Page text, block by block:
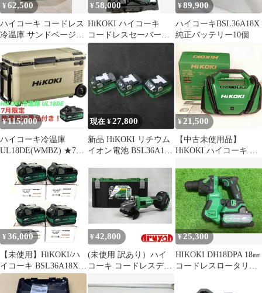
¥62,500
ハイコーキ コードレス
冷温庫 サンドベージュ
UL18DD BSL36A18X
¥58,000
HiKOKI ハイコーキ
コードレスセーバーソ
ー CR36DMA(2XPZ)
¥89,900
ハイコーキBSL36A18X
純正バッテリー10個
¥115,000
ハイコーキ冷温庫
UL18DE(WMBZ) ★7月
限定景品付き★数量限
現在 ¥27,800
新品 HiKOKI リチウム
イオン電池 BSL36A18X
¥21,500
【中古未使用品】
HiKOKI ハイコーキ コ
UP18DA〇YR-55023〇
¥ 36,000
【未使用】HiKOKI/ハ
イコーキ BSL36A18X 4
個 リチウムイオン電池
第2世代マルチボルト
¥ 42,800
(未使用 訳あり）ハイ
コーキ コードレスディ
G3610DC(2XPCZ) バッ
¥25,300
HIKOKI DH18DPA 18㎜
コードレスロータリー
BSL36A18Xバッテリ1